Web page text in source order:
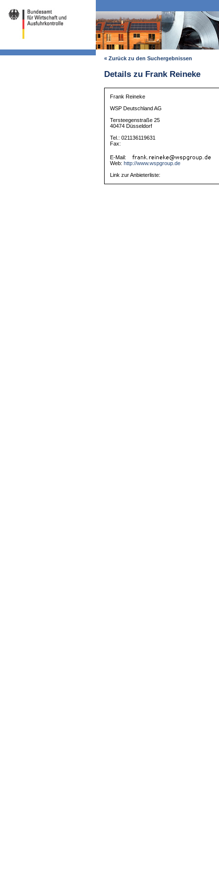
« Zurück zu den Suchergebnissen
Details zu Frank Reineke
Frank Reineke
WSP Deutschland AG
Tersteegenstraße 25
40474 Düsseldorf
Tel.: 021136119631
Fax:
E-Mail:
Web: http://www.wspgroup.de
Link zur Anbieterliste: